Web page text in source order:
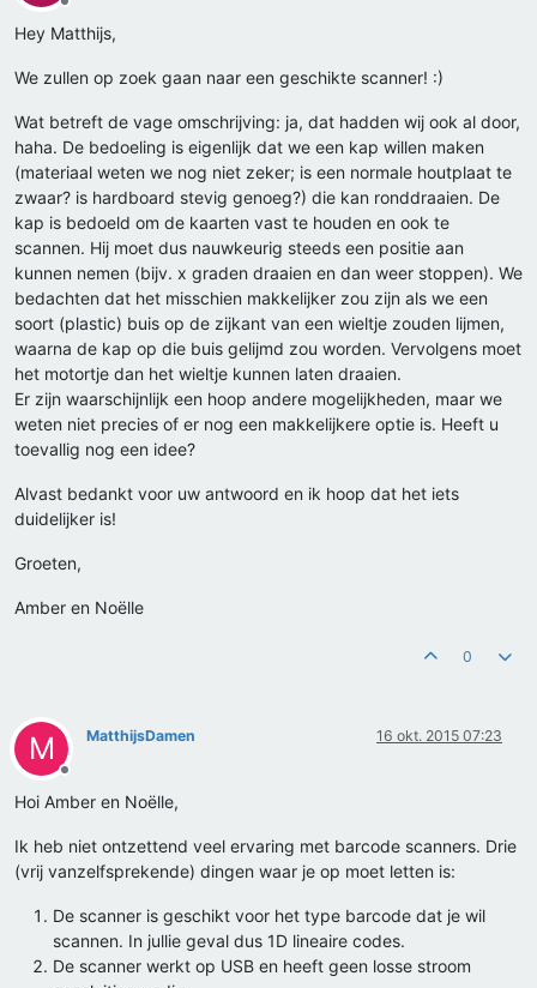
Offline
Hey Matthijs,
We zullen op zoek gaan naar een geschikte scanner! :)
Wat betreft de vage omschrijving: ja, dat hadden wij ook al door,
haha. De bedoeling is eigenlijk dat we een kap willen maken
(materiaal weten we nog niet zeker; is een normale houtplaat te
zwaar? is hardboard stevig genoeg?) die kan ronddraaien. De
kap is bedoeld om de kaarten vast te houden en ook te
scannen. Hij moet dus nauwkeurig steeds een positie aan
kunnen nemen (bijv. x graden draaien en dan weer stoppen). We
bedachten dat het misschien makkelijker zou zijn als we een
soort (plastic) buis op de zijkant van een wieltje zouden lijmen,
waarna de kap op die buis gelijmd zou worden. Vervolgens moet
het motortje dan het wieltje kunnen laten draaien.
Er zijn waarschijnlijk een hoop andere mogelijkheden, maar we
weten niet precies of er nog een makkelijkere optie is. Heeft u
toevallig nog een idee?
Alvast bedankt voor uw antwoord en ik hoop dat het iets
duidelijker is!
Groeten,
Amber en Noëlle
0
M
Offline
MatthijsDamen 16 okt. 2015 07:23
Hoi Amber en Noëlle,
Ik heb niet ontzettend veel ervaring met barcode scanners. Drie
(vrij vanzelfsprekende) dingen waar je op moet letten is:
De scanner is geschikt voor het type barcode dat je wil
scannen. In jullie geval dus 1D lineaire codes.
De scanner werkt op USB en heeft geen losse stroom